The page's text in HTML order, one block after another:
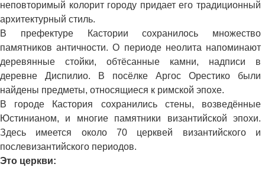
неповторимый колорит городу придает его традиционный
архитектурный стиль.
В префектуре Кастории сохранилось множество
памятников античности. О периоде неолита напоминают
деревянные стойки, обтёсанные камни, надписи в
деревне Диспилио. В посёлке Аргос Орестико были
найдены предметы, относящиеся к римской эпохе.
В городе Кастория сохранились стены, возведённые
Юстинианом, и многие памятники византийской эпохи.
Здесь имеется около 70 церквей византийского и
послевизантийского периодов.
Это церкви: